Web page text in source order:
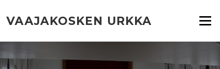
suoraan
sisältöön
VAAJAKOSKEN URKKA Valikko